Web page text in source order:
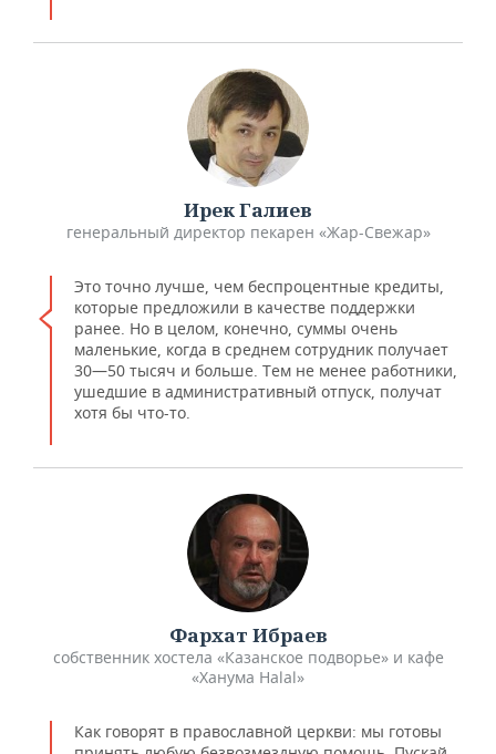
Ирек Галиев
генеральный директор пекарен «Жар-Свежар»
Это точно лучше, чем беспроцентные кредиты,
которые предложили в качестве поддержки
ранее. Но в целом, конечно, суммы очень
маленькие, когда в среднем сотрудник получает
30—50 тысяч и больше. Тем не менее работники,
ушедшие в административный отпуск, получат
хотя бы что-то.
Фархат Ибраев
собственник хостела «Казанское подворье» и кафе
«Ханума Halal»
Как говорят в православной церкви: мы готовы